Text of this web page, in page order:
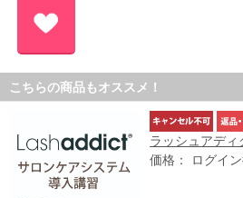
こちらの商品もオススメ！
ラッシュアディ
価格： ログイ